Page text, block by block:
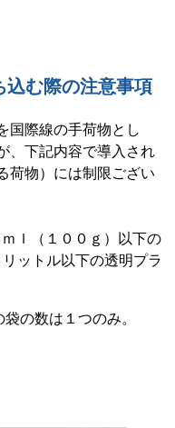
込む際の注意事項
国際線の手荷物とし
、下記内容で導入され
荷物）には制限ござい
ｌ（１００ｇ）以下の
ットル以下の透明プラ
の数は１つのみ。